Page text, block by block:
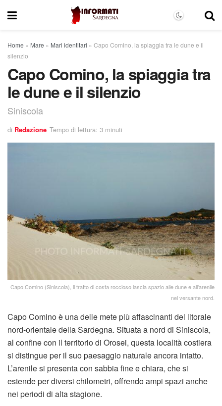
Home » Mare » Mari identitari » Capo Comino, la spiaggia tra le dune e il
silenzio
Capo Comino, la spiaggia tra
le dune e il silenzio
Siniscola
di Redazione Tempo di lettura: 3 minuti
Capo Comino (Siniscola), il tratto di costa roccioso lascia spazio alle dune e all'arenile
nel versante nord.
Capo Comino è una delle mete più affascinanti del litorale
nord-orientale della Sardegna. Situata a nord di Siniscola,
al confine con il territorio di Orosei, questa località costiera
si distingue per il suo paesaggio naturale ancora intatto.
L’arenile si presenta con sabbia fine e chiara, che si
estende per diversi chilometri, offrendo ampi spazi anche
nei periodi di alta stagione.